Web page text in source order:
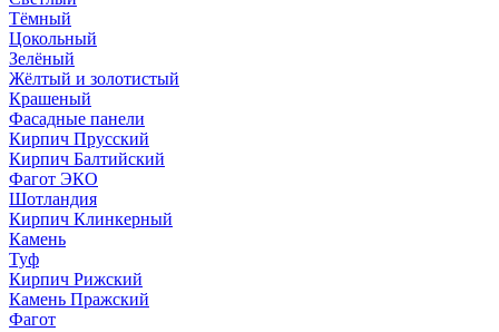
Тёмный
Цокольный
Зелёный
Жёлтый и золотистый
Крашеный
Фасадные панели
Кирпич Прусский
Кирпич Балтийский
Фагот ЭКО
Шотландия
Кирпич Клинкерный
Камень
Туф
Кирпич Рижский
Камень Пражский
Фагот